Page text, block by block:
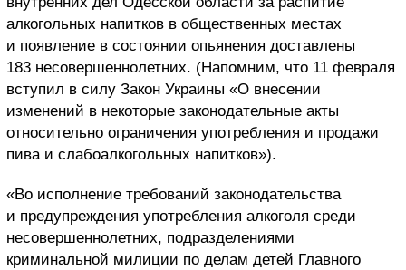
алкогольных напитков в общественных местах
и появление в состоянии опьянения доставлены
183 несовершеннолетних. (Напомним, что 11 февраля
вступил в силу Закон Украины «О внесении
изменений в некоторые законодательные акты
относительно ограничения употребления и продажи
пива и слабоалкогольных напитков»).
«Во исполнение требований законодательства
и предупреждения употребления алкоголя среди
несовершеннолетних, подразделениями
криминальной милиции по делам детей Главного